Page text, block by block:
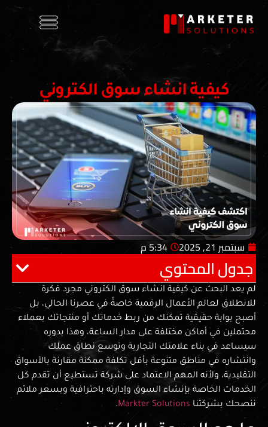
كيفية انشاء سوق الكتروني
سبتمبر 21, 2025 5:34 م
جدول المحتوي
لم يعد البحث عن كيفية انشاء سوق الكتروني مجرد فكرة
للانطلاق لعالم الأعمال الرقمية خاصةً في عصرنا الحالي، بل
أصبح بوابة حقيقية تمكنك من ربط خدماتك أو منتجاتك بعملاء
محتملين في أماكن مختلفة على مدار الساعة، وهذا بدوره
سيساعد في بناء علامتك التجارية وتوسع نطاق عملك
وانتشاره في مناطق متنوعة بأقل تكلفة ممكنة مقارنة بالأسواق
التقليدية، ولأنه المهم الاعتماد على شركة تستطيع أن تقدم كل
الخدمات الخاصة بإنشاء السوق وإدارته باحترافية وبسعر ملائم
ننصحك بشركتنا Markter Solutions
.